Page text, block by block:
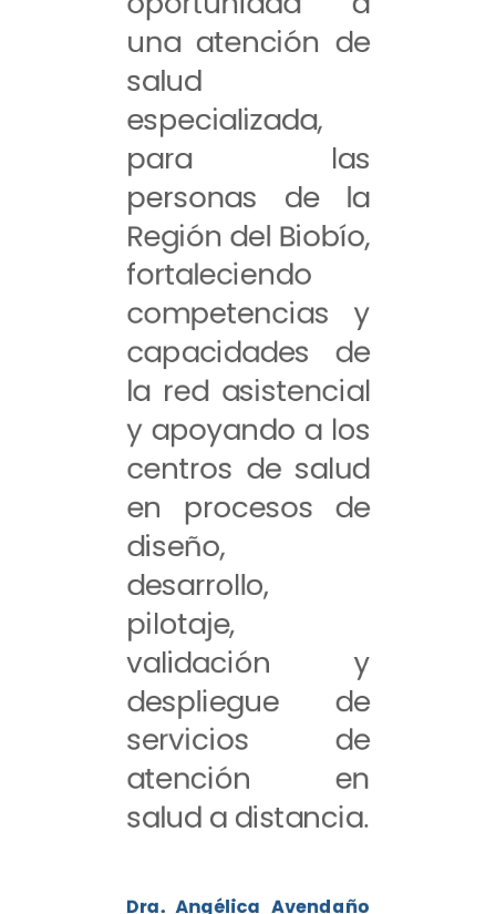
una atención de
salud
especializada,
para las
personas de la
Región del Biobío,
fortaleciendo
competencias y
capacidades de
la red asistencial
y apoyando a los
centros de salud
en procesos de
diseño,
desarrollo,
pilotaje,
validación y
despliegue de
servicios de
atención en
salud a distancia.
Dra. Angélica Avendaño